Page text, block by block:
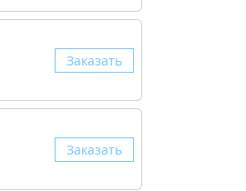
Заказать
Заказать